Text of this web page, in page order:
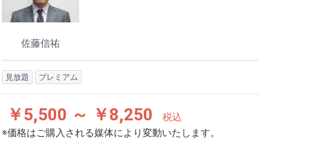
佐藤信祐
見放題 プレミアム
￥5,500 ～ ￥8,250
税込
※価格はご購入される媒体により変動いたします。